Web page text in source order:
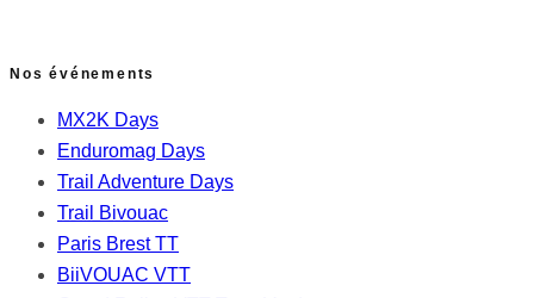
Nos événements
MX2K Days
Enduromag Days
Trail Adventure Days
Trail Bivouac
Paris Brest TT
BiiVOUAC VTT